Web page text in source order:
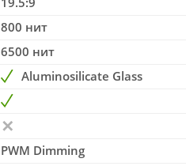
800 нит
6500 нит
Aluminosilicate Glass
PWM Dimming